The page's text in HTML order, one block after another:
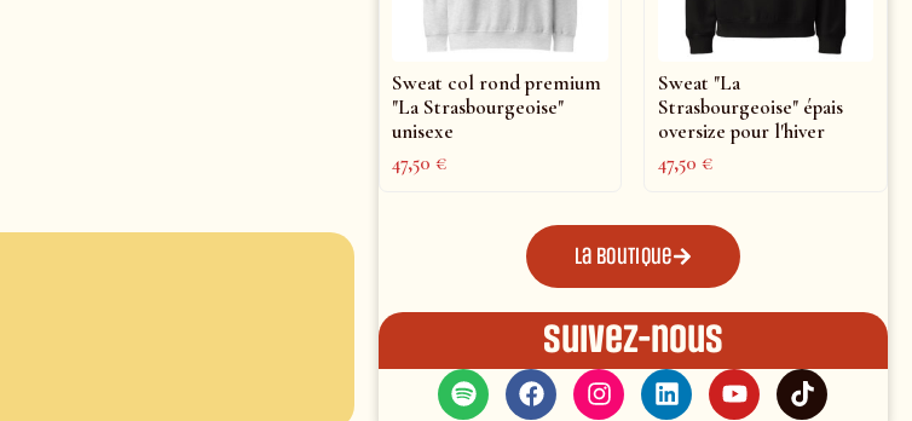
Sweat col rond premium
"La Strasbourgeoise"
unisexe
47,50€
Sweat "La
Strasbourgeoise" épais
oversize pour l'hiver
47,50€
La boutique
Suivez-nous